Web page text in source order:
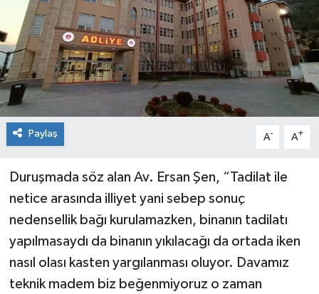
Paylaş A- A+
Duruşmada söz alan Av. Ersan Şen, “Tadilat ile
netice arasında illiyet yani sebep sonuç
nedensellik bağı kurulamazken, binanın tadilatı
yapılmasaydı da binanın yıkılacağı da ortada iken
nasıl olası kasten yargılanması oluyor. Davamız
teknik madem biz beğenmiyoruz o zaman
Yaşam